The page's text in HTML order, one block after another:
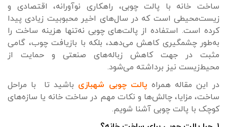
ساخت خانه با پالت چوبی، راهکاری نوآورانه، اقتصادی و
زیست‌محیطی است که در سال‌های اخیر محبوبیت زیادی پیدا
کرده است. استفاده از پالت‌های چوبی نه‌تنها هزینه ساخت را
به‌طور چشمگیری کاهش می‌دهد، بلکه با بازیافت چوب، گامی
مثبت در جهت کاهش زباله‌های صنعتی و حمایت از
محیط‌زیست نیز برداشته می‌شود.
در این مقاله همراه پالت چوبی شهبازی باشید تا با مراحل
ساخت، مزایا، چالش‌ها و نکات مهم در ساخت خانه یا سازه‌های
کوچک با پالت چوبی آشنا شویم.